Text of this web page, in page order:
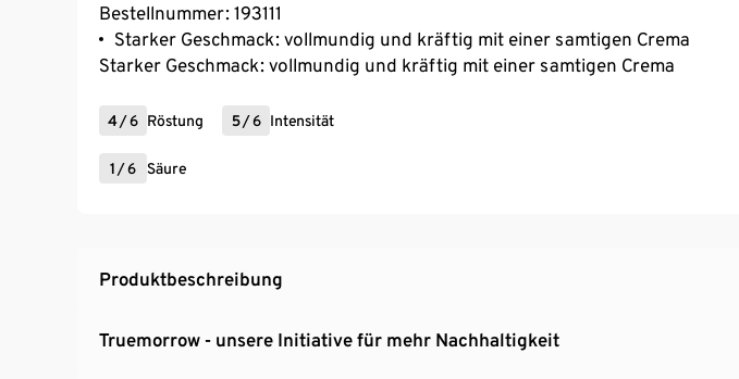
Bestellnummer: 193111
Starker Geschmack: vollmundig und kräftig mit einer samtigen Crema
Starker Geschmack: vollmundig und kräftig mit einer samtigen Crema
4/6 Röstung 5 /6 Intensität
1 /6 Säure
Produktbeschreibung
Truemorrow - unsere Initiative für mehr Nachhaltigkeit